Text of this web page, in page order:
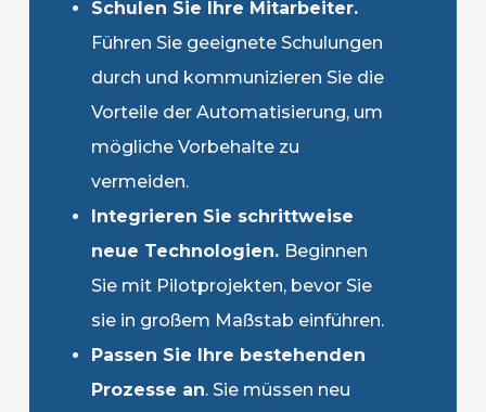
Schulen Sie Ihre Mitarbeiter.
Führen Sie geeignete Schulungen
durch und kommunizieren Sie die
Vorteile der Automatisierung, um
mögliche Vorbehalte zu
vermeiden.
Integrieren Sie schrittweise
neue Technologien. Beginnen
Sie mit Pilotprojekten, bevor Sie
sie in großem Maßstab einführen.
Passen Sie Ihre bestehenden
Prozesse an. Sie müssen neu